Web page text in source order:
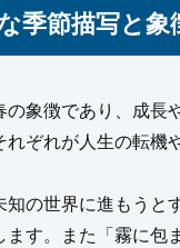
季節描写と象
象徴であり、成長
ぞれが人生の転機
知の世界に進もう
す。また「霧に